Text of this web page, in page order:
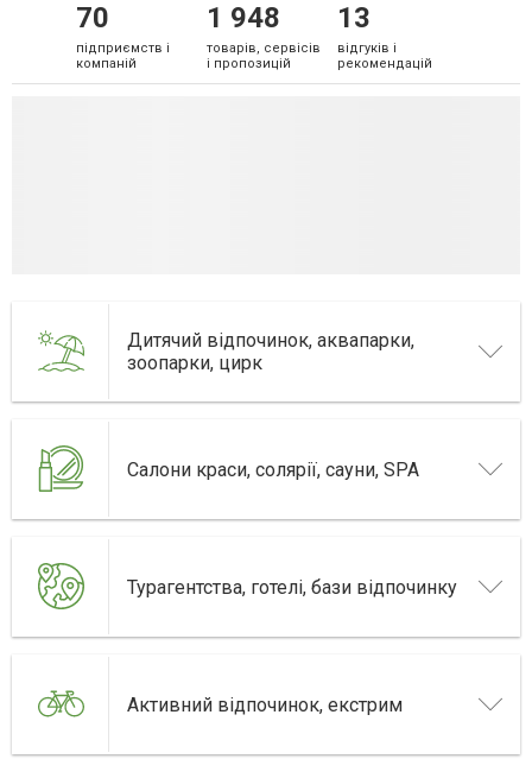
70
підприємств і
компаній
1 948
товарів, сервісів
і пропозицій
13
відгуків і
рекомендацій
Дитячий відпочинок, аквапарки,
зоопарки, цирк
Салони краси, солярії, сауни, SPA
Турагентства, готелі, бази відпочинку
Активний відпочинок, екстрим